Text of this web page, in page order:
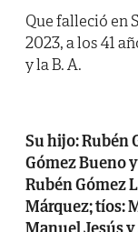
Que falleció en
2023, a los 41
y la B. A.
Su hijo: Rubén
Gómez Bueno
Rubén Gómez
Márquez; tíos: